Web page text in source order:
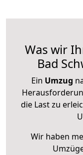
Was wir
Bad
Ein Umzug
die Last zu
Wir haben